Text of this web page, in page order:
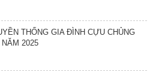
THỐNG GIA ĐÌNH CỰU CHỦNG
2025